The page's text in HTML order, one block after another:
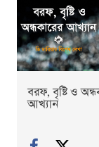
বরফ, বৃষ্টি ও
আখ্যান